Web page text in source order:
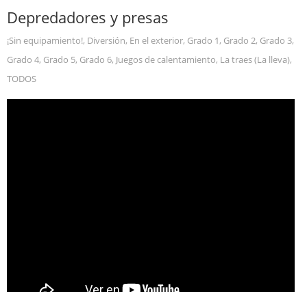
Depredadores y presas
¡Sin equipamiento!, Diversión, En el exterior, Grado 1, Grado 2, Grado 3,
Grado 4, Grado 5, Grado 6, Juegos de calentamiento, La traes (La lleva),
TODOS